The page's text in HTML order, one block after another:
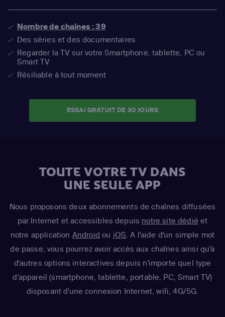
Nombre de chaînes : 39
Des séries et des documentaires
Regarder la TV sur votre Smartphone, tablette, PC ou
Smart TV
Résiliable à tout moment
ESSAI GRATUIT DE 30 JOURS
TOUTE VOTRE TV DANS
UNE SEULE APP
Nous proposons deux abonnements de chaînes diffusées
par Internet et accessibles depuis notre site dédié et
notre application Android ou iOS . A l'aide d'un simple mot
de passe, vous pourrez avoir accès aux chaînes ainsi qu'à
d'autres options interactives depuis n'importe quel type
d'appareil (smartphone, tablette, portable, PC, Smart TV)
disposant d'une connexion Internet, wifi, 4G/5G.